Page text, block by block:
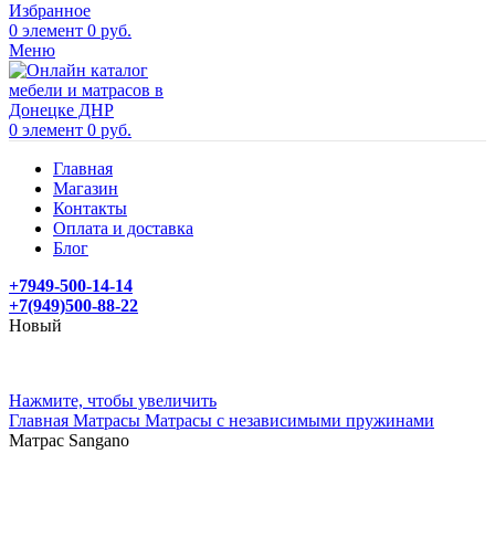
Избранное
0 элемент 0 руб.
Меню
0 элемент 0 руб.
Главная
Магазин
Контакты
Оплата и доставка
Блог
+7949-500-14-14
+7(949)500-88-22
Новый
Нажмите, чтобы увеличить
Главная Матрасы Матрасы с независимыми пружинами
Матрас Sangano